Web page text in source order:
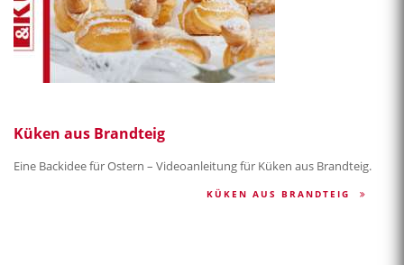
Küken aus Brandteig
Eine Backidee für Ostern – Videoanleitung für Küken aus Brandteig.
KÜKEN AUS BRANDTEIG